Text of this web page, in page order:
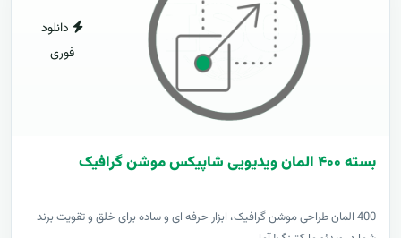
دانلود
فوری
بسته ۴۰۰ المان ویدیویی شاپیکس موشن گرافیک
400 المان طراحی موشن گرافیک، ابزار حرفه ای و ساده برای خلق و تقویت برند